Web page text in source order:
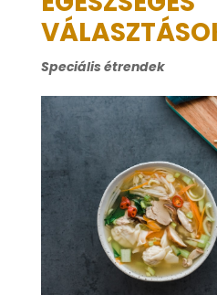
Speciális étrendek